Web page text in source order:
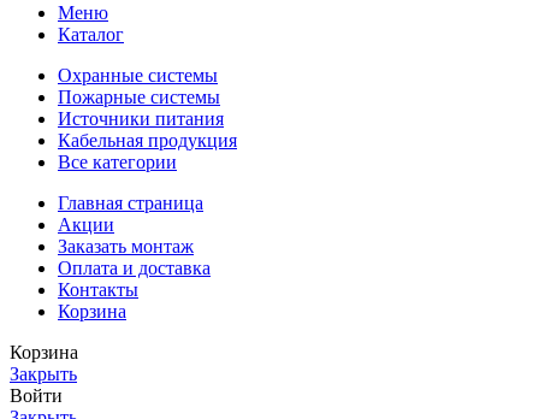
Меню
Каталог
Охранные системы
Пожарные системы
Источники питания
Кабельная продукция
Все категории
Главная страница
Акции
Заказать монтаж
Оплата и доставка
Контакты
Корзина
Корзина
Закрыть
Войти